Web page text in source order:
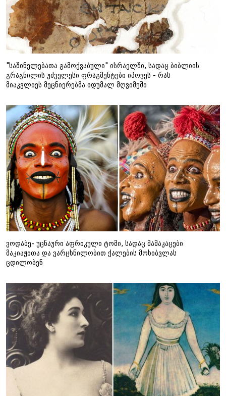
"საშინელებათა გამოქვაბული" ისრაელში, სადაც ბიბლიის
გრაგნილის უძველესი ფრაგმენტები იპოვეს - რას
მიაკვლიეს მეცნიერებმა იდუმალ მღვიმეში
ვოდაბე- უცნაური აფრიკული ტომი, სადაც მამაკაცები
მაკიაჟითა და ვარცხნილობით ქალების მოხიბვლას
ცდილობენ